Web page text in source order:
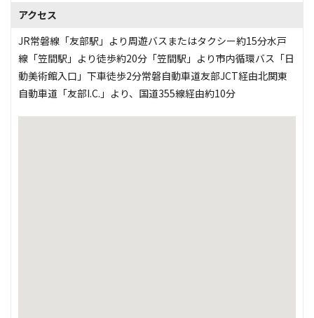
アクセス
JR常磐線「友部駅」より周遊バスまたはタクシー約15分水戸
線「笠間駅」より徒歩約20分「笠間駅」より市内循環バス「日
動美術館入口」下車徒歩2分常磐自動車道友部JCT経由北関東
自動車道「友部I.C.」より、国道355線経由約10分